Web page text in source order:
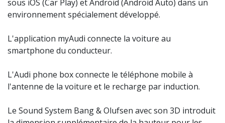
sous iOS (Car Play) et Android (Android Auto) dans un
environnement spécialement développé.
L'application myAudi connecte la voiture au
smartphone du conducteur.
L'Audi phone box connecte le téléphone mobile à
l'antenne de la voiture et le recharge par induction.
Le Sound System Bang & Olufsen avec son 3D introduit